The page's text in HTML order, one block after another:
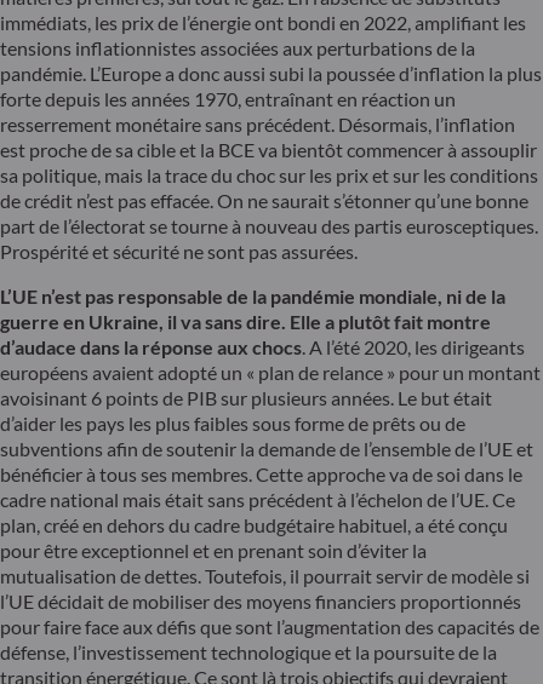
immédiats, les prix de l’énergie ont bondi en 2022, amplifiant les
tensions inflationnistes associées aux perturbations de la
pandémie. L’Europe a donc aussi subi la poussée d’inflation la plus
forte depuis les années 1970, entraînant en réaction un
resserrement monétaire sans précédent. Désormais, l’inflation
est proche de sa cible et la BCE va bientôt commencer à assouplir
sa politique, mais la trace du choc sur les prix et sur les conditions
de crédit n’est pas effacée. On ne saurait s’étonner qu’une bonne
part de l’électorat se tourne à nouveau des partis eurosceptiques.
Prospérité et sécurité ne sont pas assurées.
L’UE n’est pas responsable de la pandémie mondiale, ni de la
guerre en Ukraine, il va sans dire. Elle a plutôt fait montre
d’audace dans la réponse aux chocs. A l’été 2020, les dirigeants
européens avaient adopté un « plan de relance » pour un montant
avoisinant 6 points de PIB sur plusieurs années. Le but était
d’aider les pays les plus faibles sous forme de prêts ou de
subventions afin de soutenir la demande de l’ensemble de l’UE et
bénéficier à tous ses membres. Cette approche va de soi dans le
cadre national mais était sans précédent à l’échelon de l’UE. Ce
plan, créé en dehors du cadre budgétaire habituel, a été conçu
pour être exceptionnel et en prenant soin d’éviter la
mutualisation de dettes. Toutefois, il pourrait servir de modèle si
l’UE décidait de mobiliser des moyens financiers proportionnés
pour faire face aux défis que sont l’augmentation des capacités de
défense, l’investissement technologique et la poursuite de la
transition énergétique. Ce sont là trois objectifs qui devraient